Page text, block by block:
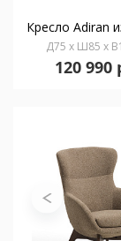
Д75 x Ш85 x
120 990